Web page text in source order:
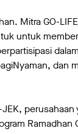
Mitra GO-
untuk
dan
perusahaan
Ramadhan